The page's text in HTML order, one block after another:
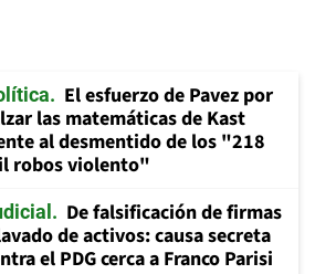
El esfuerzo de Pavez por
las matemáticas de Kast
al desmentido de los "218
robos violento"
De falsificación de firmas
de activos: causa secreta
el PDG cerca a Franco Parisi